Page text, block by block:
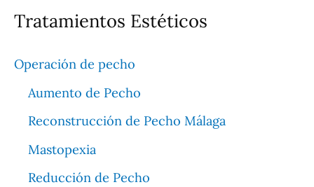
Tratamientos Estéticos
Operación de pecho
Aumento de Pecho
Reconstrucción de Pecho Málaga
Mastopexia
Reducción de Pecho